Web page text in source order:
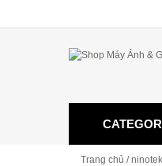
Trang chủ /ninotek